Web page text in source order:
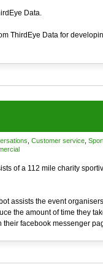
Data.
ThirdEye Data for
Customer service,
of a 112 mile charity
assists the event
the amount of time they
facebook messenger